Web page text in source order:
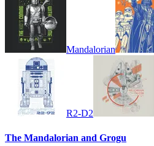
Mandalorian
R2-D2
The Mandalorian and Grogu